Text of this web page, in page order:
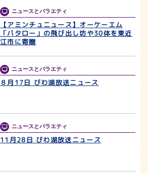
ニュースとバラエティ
【アミンチュニュース】オーケーエム
「バタロー」の飛び出し坊や30体を東近
江市に寄贈
ニュースとバラエティ
８月17日 びわ湖放送ニュース
ニュースとバラエティ
11月28日 びわ湖放送ニュース